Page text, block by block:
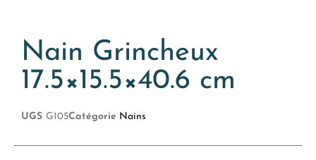
Nain Grincheux
17.5×15.5×40.6 cm
UGS G105Catégorie Nains